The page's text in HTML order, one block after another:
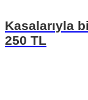
Kasalarıyla
250 TL